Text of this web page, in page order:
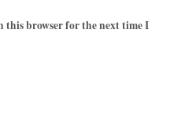
this browser for the next time I